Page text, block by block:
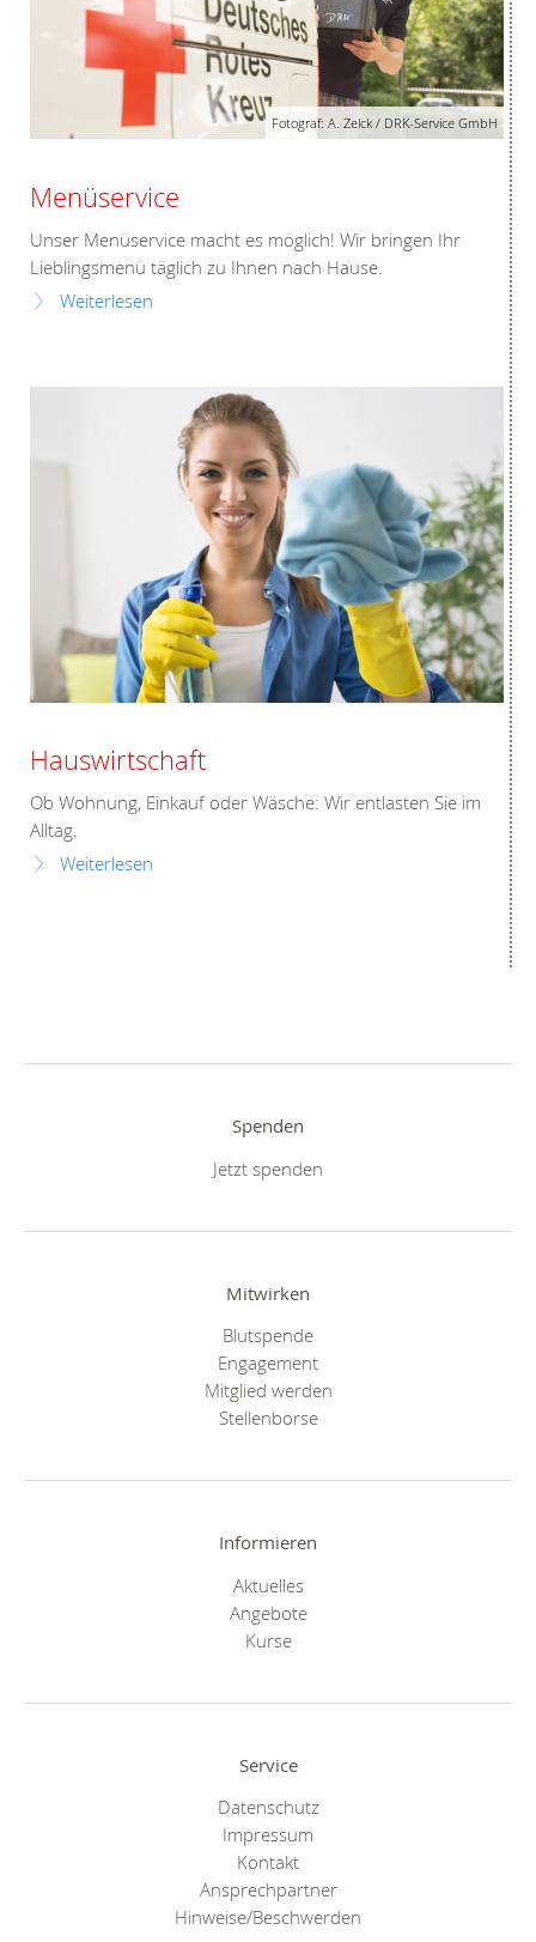
Fotograf: A. Zelck / DRK-Service GmbH
Menüservice
Unser Menüservice macht es möglich! Wir bringen Ihr
Lieblingsmenü täglich zu Ihnen nach Hause.
Weiterlesen
Hauswirtschaft
Ob Wohnung, Einkauf oder Wäsche: Wir entlasten Sie im
Alltag.
Weiterlesen
Spenden
Jetzt spenden
Mitwirken
Blutspende
Engagement
Mitglied werden
Stellenbörse
Informieren
Aktuelles
Angebote
Kurse
Service
Datenschutz
Impressum
Kontakt
Ansprechpartner
Hinweise/Beschwerden